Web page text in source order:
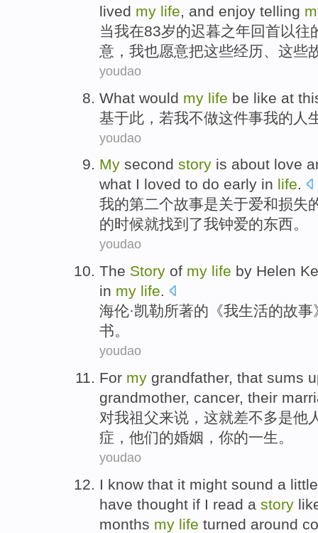
lived my life, and enjoy telling
当我在83岁的迟暮之年回首以往
意 ，我也愿意把这些经历、这些
youdao
What would my life be like at
基于此 ，若我不做这件事我的 人
youdao
My second story is about love
what I loved to do early in life.
我的第二个故事是关于爱和损失
的时候就找到了我钟爱的东西。
youdao
The Story of my life by Helen
in my life.
海伦·凯勒所著的 《我生活的故事
书。
youdao
For my grandfather, that sums
grandmother, cancer, their
对我祖父来说， 这就差不多是他
症 ， 他们的婚姻 ， 你的一生。
youdao
I know that it might sound a little
have thought if I read a story
months my life turned around